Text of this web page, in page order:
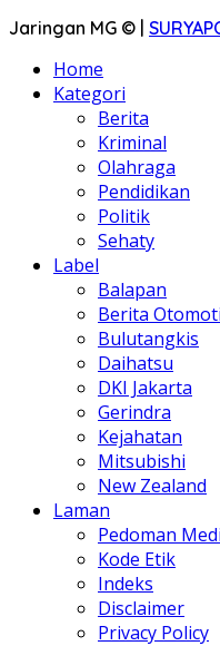
Jaringan MG © |
Home
Kategori
Berita
Kriminal
Olahraga
Pendidikan
Politik
Sehaty
Label
Balapan
Berita
Bulutangkis
Daihatsu
DKI Jakarta
Gerindra
Kejahatan
Mitsubishi
New Zealand
Laman
Pedoman
Kode Etik
Indeks
Disclaimer
Privacy Policy